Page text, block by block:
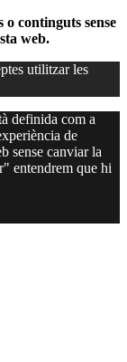
continguts sense
web.
utilitzar les
definida com a
de
sense canviar la
entendrem que hi